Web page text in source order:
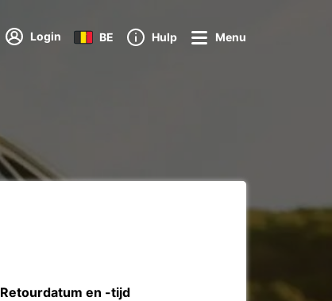
Login BE Hulp Menu
Retourdatum en -tijd